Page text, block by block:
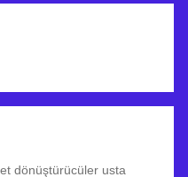
dönüştürücüler usta